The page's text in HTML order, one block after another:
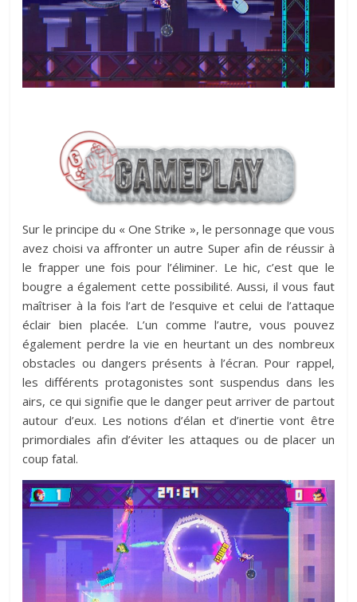
Sur le principe du « One Strike », le personnage que vous
avez choisi va affronter un autre Super afin de réussir à
le frapper une fois pour l’éliminer. Le hic, c’est que le
bougre a également cette possibilité. Aussi, il vous faut
maîtriser à la fois l’art de l’esquive et celui de l’attaque
éclair bien placée. L’un comme l’autre, vous pouvez
également perdre la vie en heurtant un des nombreux
obstacles ou dangers présents à l’écran. Pour rappel,
les différents protagonistes sont suspendus dans les
airs, ce qui signifie que le danger peut arriver de partout
autour d’eux. Les notions d’élan et d’inertie vont être
primordiales afin d’éviter les attaques ou de placer un
coup fatal.